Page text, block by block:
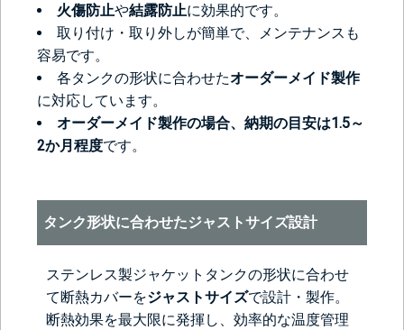
火傷防止や結露防止に効果的です。
取り付け・取り外しが簡単で、メンテナンスも
容易です。
各タンクの形状に合わせたオーダーメイド製作
に対応しています。
オーダーメイド製作の場合、納期の目安は1.5～
2か月程度です。
タンク形状に合わせたジャストサイズ設計
ステンレス製ジャケットタンクの形状に合わせ
て断熱カバーをジャストサイズで設計・製作。
断熱効果を最大限に発揮し、効率的な温度管理